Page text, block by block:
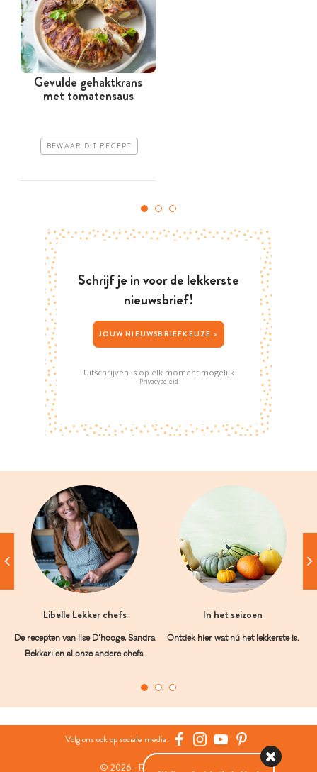
Gevulde gehaktkrans
met tomatensaus
BEWAAR DIT RECEPT
Schrijf je in voor de lekkerste
nieuwsbrief!
JOUW NIEUWSBRIEFKEUZE >
Uitschrijven is op elk moment mogelijk
Privacybeleid
Libelle Lekker chefs
De recepten van Ilse D’hooge, Sandra
Bekkari en al onze andere chefs.
In het seizoen
Ontdek hier wat nú het lekkerste is.
Volg ons ook op sociale media:
© 2026 - Roularta Media Group